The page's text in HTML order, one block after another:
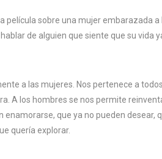
película sobre una mujer embarazada
de alguien que siente que su vida
a las mujeres. Nos pertenece a
A los hombres se nos permite
enamorarse, que ya no pueden desear,
quería explorar.